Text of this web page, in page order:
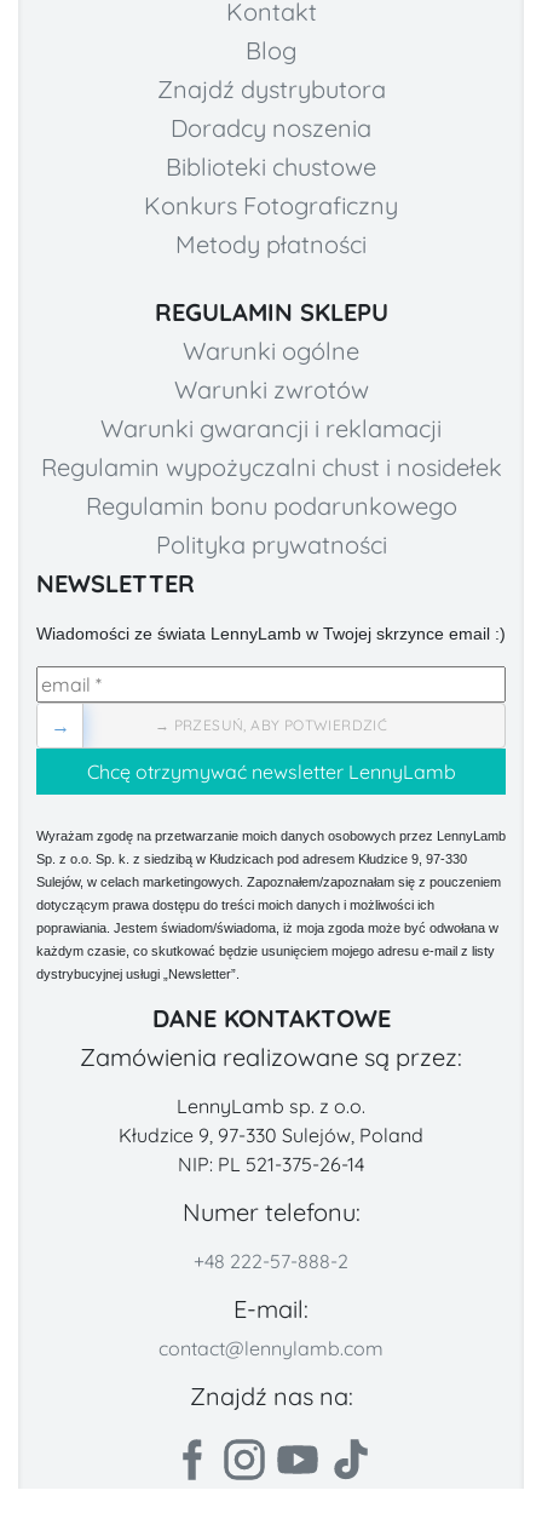
Kontakt
Blog
Znajdź dystrybutora
Doradcy noszenia
Biblioteki chustowe
Konkurs Fotograficzny
Metody płatności
REGULAMIN SKLEPU
Warunki ogólne
Warunki zwrotów
Warunki gwarancji i reklamacji
Regulamin wypożyczalni chust i nosidełek
Regulamin bonu podarunkowego
Polityka prywatności
NEWSLETTER
Wiadomości ze świata LennyLamb w Twojej skrzynce email :)
→ PRZESUŃ, ABY POTWIERDZIĆ
→
Wyrażam zgodę na przetwarzanie moich danych osobowych przez LennyLamb
Sp. z o.o. Sp. k. z siedzibą w Kłudzicach pod adresem Kłudzice 9, 97-330
Sulejów, w celach marketingowych. Zapoznałem/zapoznałam się z pouczeniem
dotyczącym prawa dostępu do treści moich danych i możliwości ich
poprawiania. Jestem świadom/świadoma, iż moja zgoda może być odwołana w
każdym czasie, co skutkować będzie usunięciem mojego adresu e-mail z listy
dystrybucyjnej usługi „Newsletter”.
DANE KONTAKTOWE
Zamówienia realizowane są przez:
LennyLamb sp. z o.o.
Kłudzice 9, 97-330 Sulejów, Poland
NIP: PL 521-375-26-14
Numer telefonu:
+48 222-57-888-2
E-mail:
contact@lennylamb.com
Znajdź nas na: